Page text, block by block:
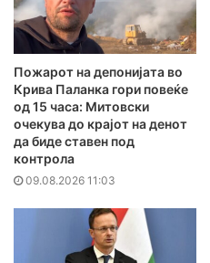
Пожарот на депонијата во
Крива Паланка гори повеќе
од 15 часа: Митовски
очекува до крајот на денот
да биде ставен под
контрола
09.08.2026 11:03